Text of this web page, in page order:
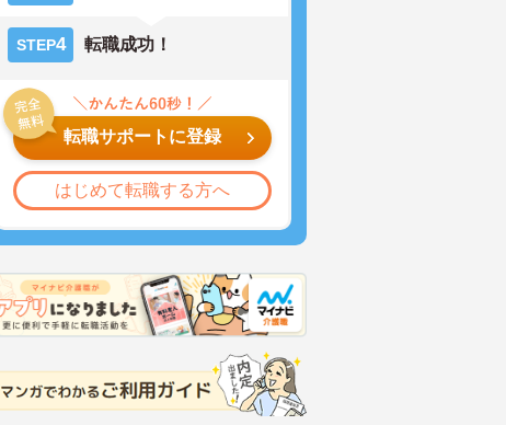
STEP4 転職成功！
転職サポートに登録
はじめて転職する方へ